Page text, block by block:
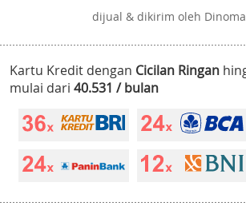
dijual & dikirim oleh
Kartu Kredit dengan Cicilan Ringan
mulai dari 40.531 / bulan